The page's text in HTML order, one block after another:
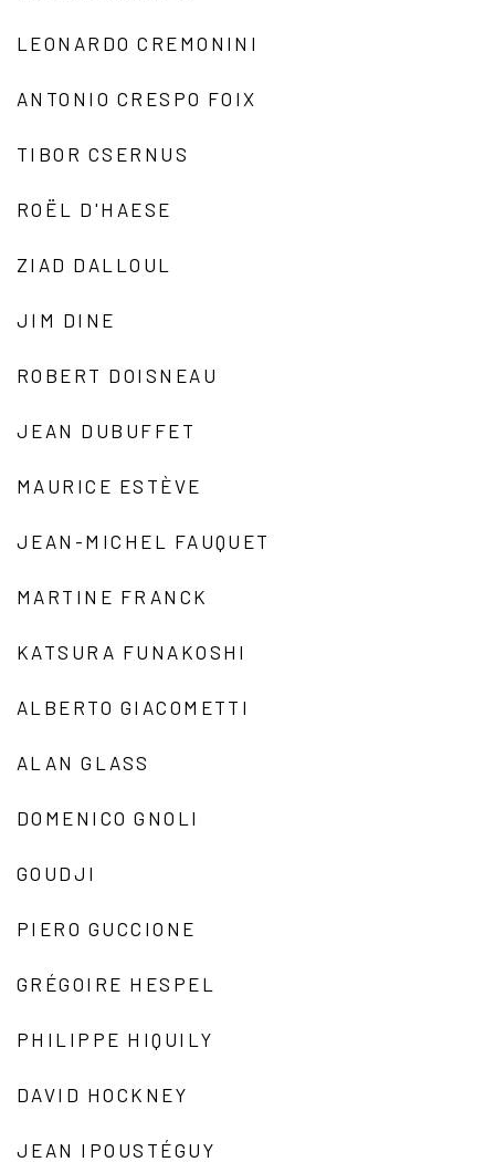
LEONARDO CREMONINI
ANTONIO CRESPO FOIX
TIBOR CSERNUS
ROËL D'HAESE
ZIAD DALLOUL
JIM DINE
ROBERT DOISNEAU
JEAN DUBUFFET
MAURICE ESTÈVE
JEAN-MICHEL FAUQUET
MARTINE FRANCK
KATSURA FUNAKOSHI
ALBERTO GIACOMETTI
ALAN GLASS
DOMENICO GNOLI
GOUDJI
PIERO GUCCIONE
GRÉGOIRE HESPEL
PHILIPPE HIQUILY
DAVID HOCKNEY
JEAN IPOUSTÉGUY